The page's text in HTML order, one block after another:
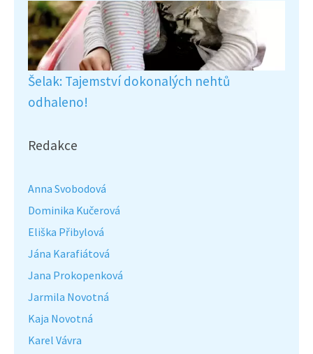
Šelak: Tajemství dokonalých nehtů
odhaleno!
Redakce
Anna Svobodová
Dominika Kučerová
Eliška Přibylová
Jána Karafiátová
Jana Prokopenková
Jarmila Novotná
Kaja Novotná
Karel Vávra